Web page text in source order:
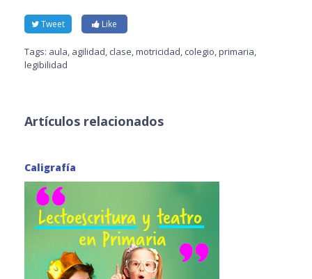
Tweet Like
Tags: aula, agilidad, clase,motricidad, colegio,primaria,
legibilidad
Artículos relacionados
Caligrafía